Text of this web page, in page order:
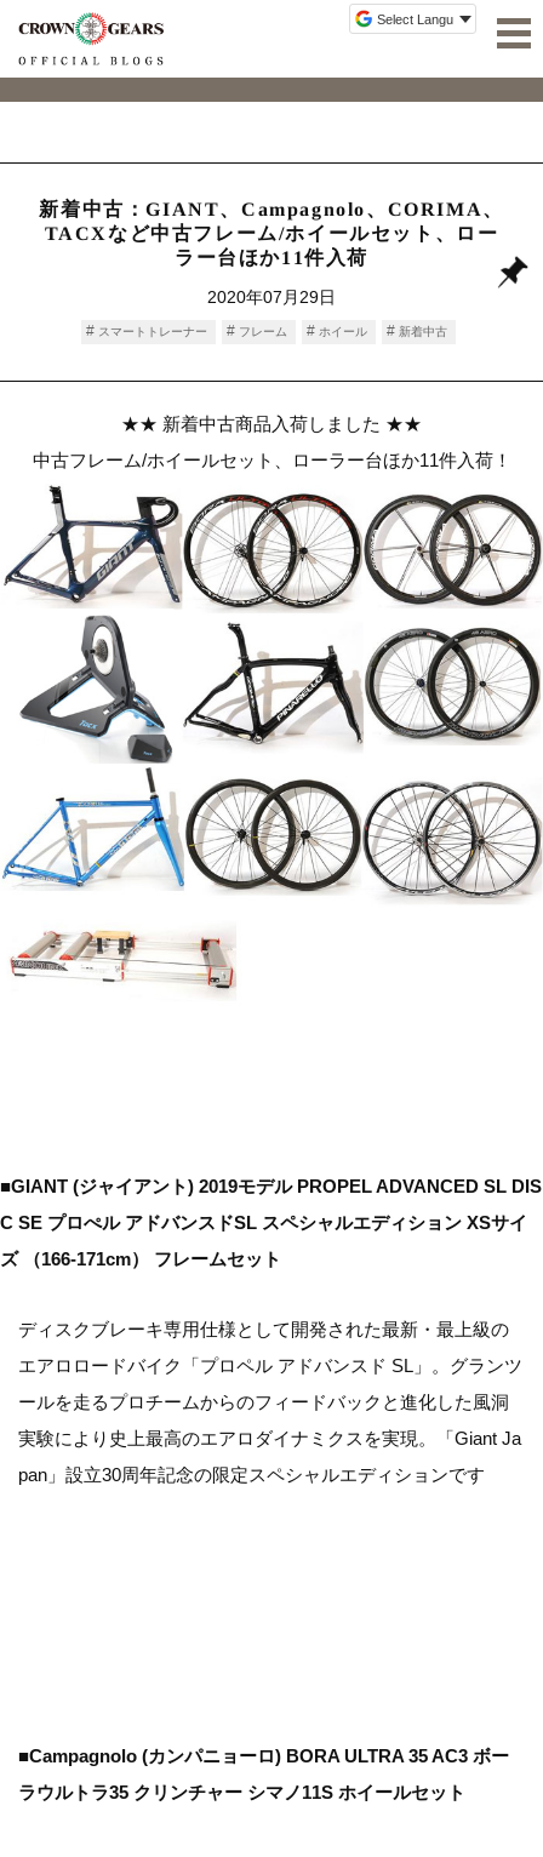
新着中古：GIANT、Campagnolo、CORIMA、
TACXなど中古フレーム/ホイールセット、ロー
ラー台ほか11件入荷
2020年07月29日
スマートトレーナー フレーム ホイール 新着中古
★★ 新着中古商品入荷しました ★★
中古フレーム/ホイールセット、ローラー台ほか11件入荷！
■GIANT (ジャイアント) 2019モデル PROPEL ADVANCED SL DIS
C SE プロぺル アドバンスドSL スペシャルエディション XSサイ
ズ （166-171cm） フレームセット
ディスクブレーキ専用仕様として開発された最新・最上級の
エアロロードバイク「プロペル アドバンスド SL」。グランツ
ールを走るプロチームからのフィードバックと進化した風洞
実験により史上最高のエアロダイナミクスを実現。「Giant Ja
pan」設立30周年記念の限定スペシャルエディションです
■Campagnolo (カンパニョーロ) BORA ULTRA 35 AC3 ボー
ラウルトラ35 クリンチャー シマノ11S ホイールセット